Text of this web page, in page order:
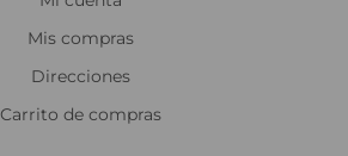
Mis compras
Direcciones
Carrito de compras